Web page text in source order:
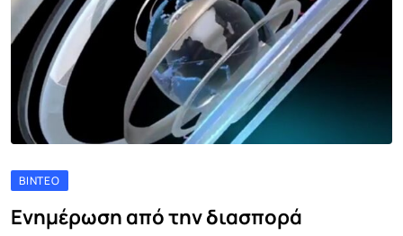
ΒΊΝΤΕΟ
Ενημέρωση από την διασπορά